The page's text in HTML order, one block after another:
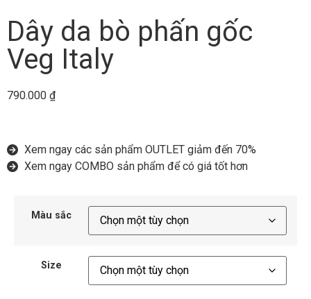
Dây da bò phấn gốc
Veg Italy
790.000 ₫
Xem ngay các sản phẩm OUTLET giảm đến 70%
Xem ngay COMBO sản phẩm để có giá tốt hơn
Màu sắc
Size